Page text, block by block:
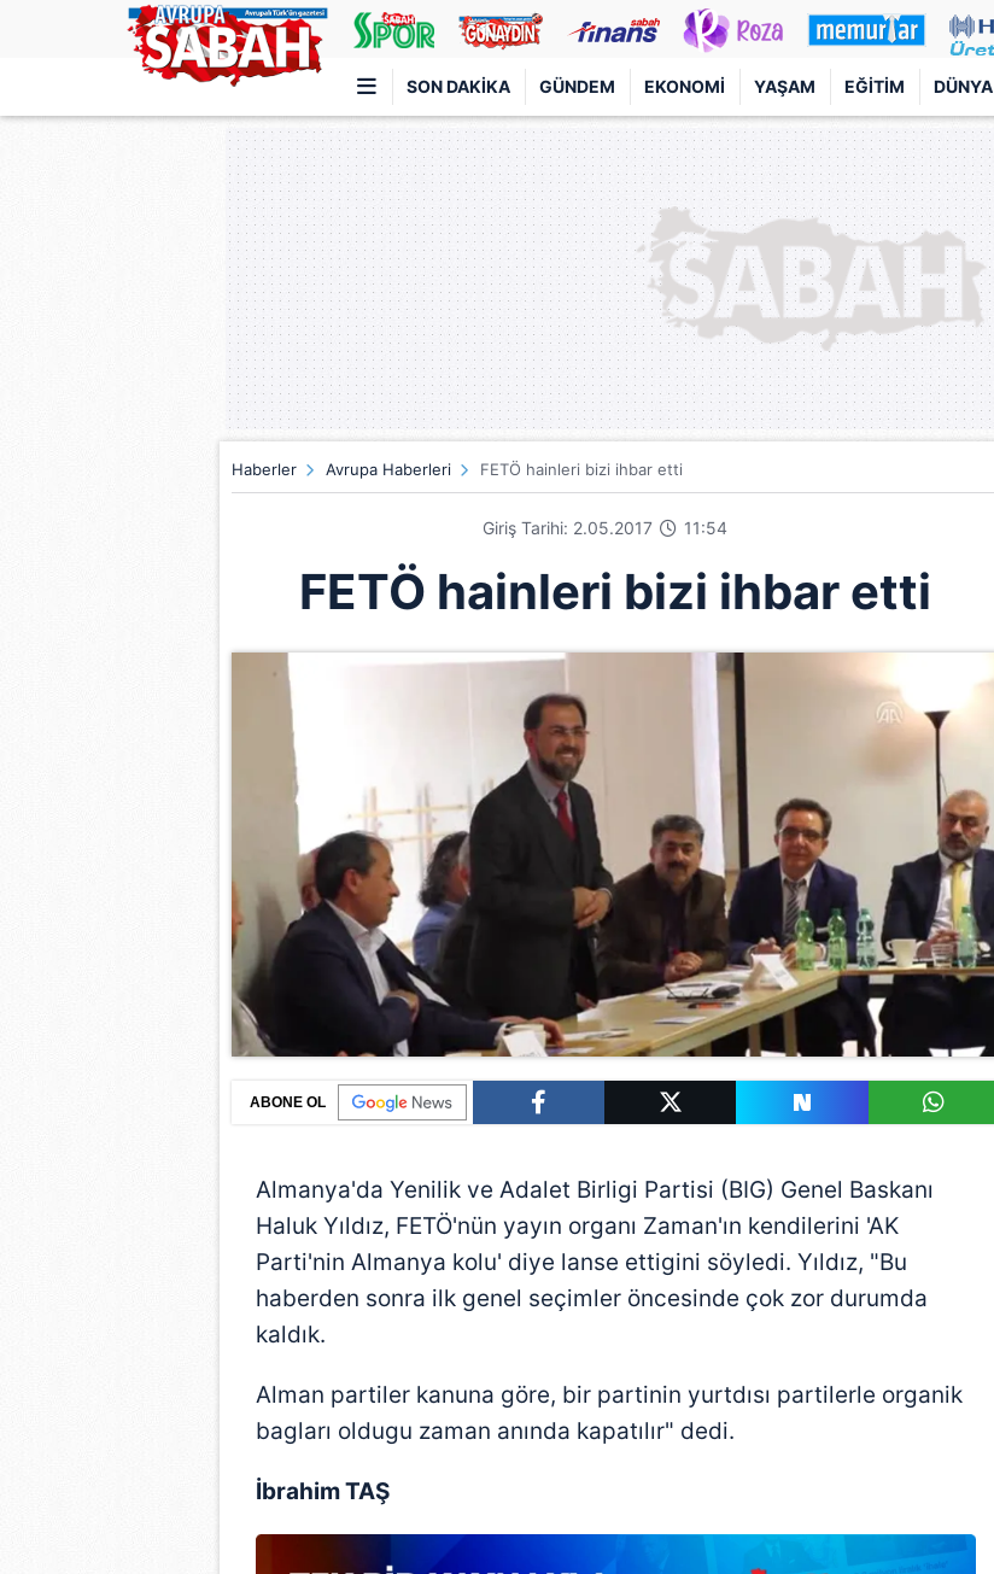
SON DAKIKA GÜNDEM EKONOMI YAŞAM EĞITIM DÜNYA
Türkiye'nin en iyi haber sitesi
Haberler Avrupa Haberleri FETÖ hainleri bizi ihbar etti
Giriş Tarihi: 2.05.2017 11:54
FETÖ hainleri bizi ihbar etti
ABONE OL
Almanya'da Yenilik ve Adalet Birligi Partisi (BIG) Genel Baskanı
Haluk Yıldız, FETÖ'nün yayın organı Zaman'ın kendilerini 'AK
Parti'nin Almanya kolu' diye lanse ettigini söyledi. Yıldız, "Bu
haberden sonra ilk genel seçimler öncesinde çok zor durumda
kaldık.
Alman partiler kanuna göre, bir partinin yurtdısı partilerle organik
bagları oldugu zaman anında kapatılır" dedi.
İbrahim TAŞ